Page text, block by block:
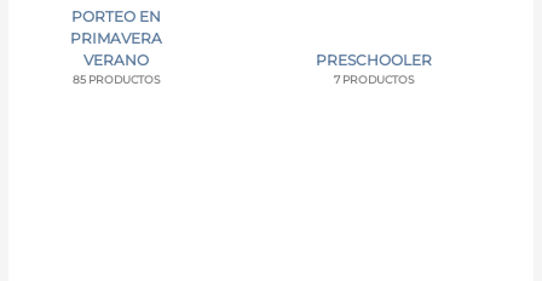
PORTEO EN
PRIMAVERA
VERANO
85 PRODUCTOS
PRESCHOOLER
7 PRODUCTOS